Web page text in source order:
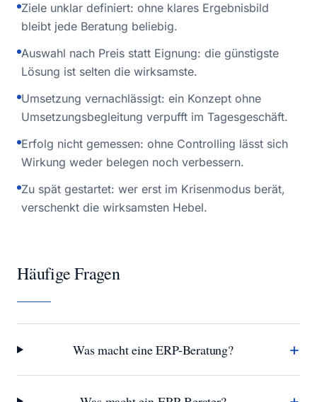
Ziele unklar definiert: ohne klares Ergebnisbild
bleibt jede Beratung beliebig.
Auswahl nach Preis statt Eignung: die günstigste
Lösung ist selten die wirksamste.
Umsetzung vernachlässigt: ein Konzept ohne
Umsetzungsbegleitung verpufft im Tagesgeschäft.
Erfolg nicht gemessen: ohne Controlling lässt sich
Wirkung weder belegen noch verbessern.
Zu spät gestartet: wer erst im Krisenmodus berät,
verschenkt die wirksamsten Hebel.
Häufige Fragen
Was macht eine ERP-Beratung? +